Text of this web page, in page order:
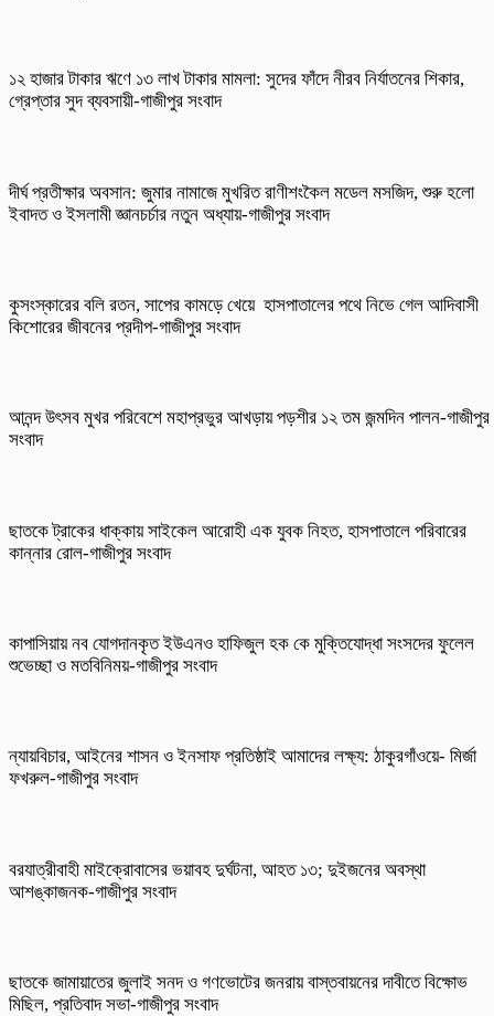
১২ হাজার টাকার ঋণে ১৩ লাখ টাকার মামলা: সুদের ফাঁদে নীরব নির্যাতনের শিকার,
গ্রেপ্তার সুদ ব্যবসায়ী-গাজীপুর সংবাদ
দীর্ঘ প্রতীক্ষার অবসান: জুমার নামাজে মুখরিত রাণীশংকৈল মডেল মসজিদ, শুরু হলো
ইবাদত ও ইসলামী জ্ঞানচর্চার নতুন অধ্যায়-গাজীপুর সংবাদ
কুসংস্কারের বলি রতন, সাপের কামড়ে খেয়ে হাসপাতালের পথে নিভে গেল আদিবাসী
কিশোরের জীবনের প্রদীপ-গাজীপুর সংবাদ
আনন্দ উৎসব মুখর পরিবেশে মহাপ্রভুর আখড়ায় পড়শীর ১২ তম জন্মদিন পালন-গাজীপুর
সংবাদ
ছাতকে ট্রাকের ধাক্কায় সাইকেল আরোহী এক যুবক নিহত, হাসপাতালে পরিবারের
কান্নার রোল-গাজীপুর সংবাদ
কাপাসিয়ায় নব যোগদানকৃত ইউএনও হাফিজুল হক কে মুক্তিযোদ্ধা সংসদের ফুলেল
শুভেচ্ছা ও মতবিনিময়-গাজীপুর সংবাদ
ন্যায়বিচার, আইনের শাসন ও ইনসাফ প্রতিষ্ঠাই আমাদের লক্ষ্য: ঠাকুরগাঁওয়ে- মির্জা
ফখরুল-গাজীপুর সংবাদ
বরযাত্রীবাহী মাইক্রোবাসের ভয়াবহ দুর্ঘটনা, আহত ১৩; দুইজনের অবস্থা
আশঙ্কাজনক-গাজীপুর সংবাদ
ছাতকে জামায়াতের জুলাই সনদ ও গণভোটের জনরায় বাস্তবায়নের দাবীতে বিক্ষোভ
মিছিল, প্রতিবাদ সভা-গাজীপুর সংবাদ